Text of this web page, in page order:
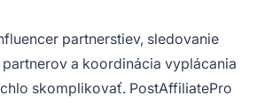
partnerstiev, sledovanie
a koordinácia vyplácania
skomplikovať. PostAffiliatePro